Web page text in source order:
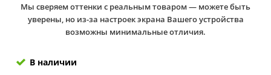
Мы сверяем оттенки с реальным товаром — можете быть
уверены, но из-за настроек экрана Вашего устройства
возможны минимальные отличия.
В наличии